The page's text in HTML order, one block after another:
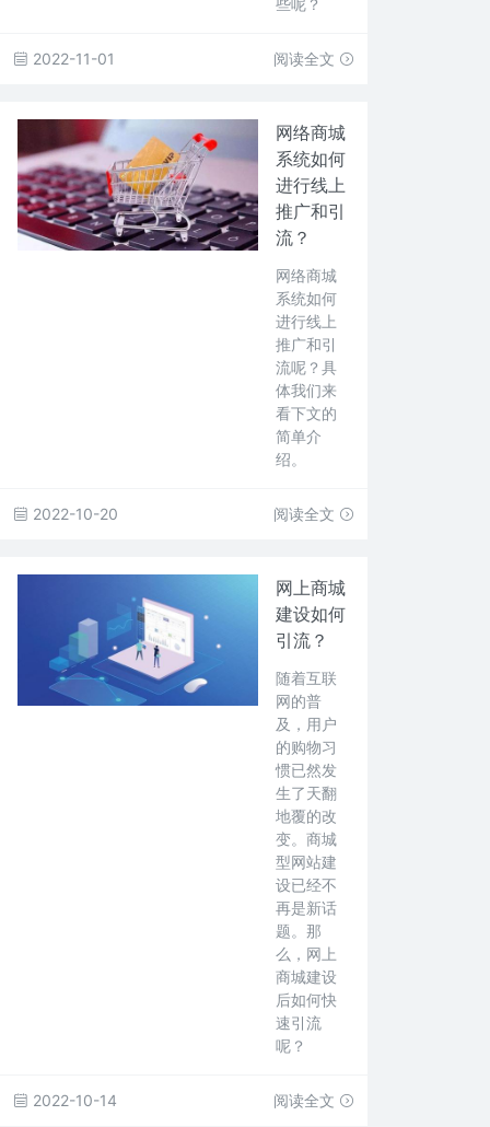
些呢？
2022-11-01 阅读全文
网络商城
系统如何
进行线上
推广和引
流？
网络商城
系统如何
进行线上
推广和引
流呢？具
体我们来
看下文的
简单介
绍。
2022-10-20 阅读全文
网上商城
建设如何
引流？
随着互联
网的普
及，用户
的购物习
惯已然发
生了天翻
地覆的改
变。商城
型网站建
设已经不
再是新话
题。那
么，网上
商城建设
后如何快
速引流
呢？
2022-10-14 阅读全文